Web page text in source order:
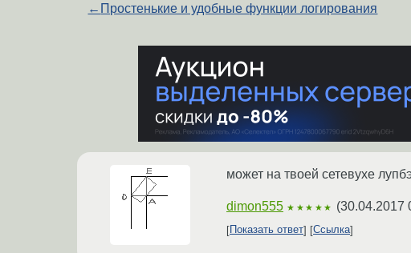
← Простенькие и удобные функции логирования
может на твоей сетевухе
dimon555 ★★★★★ (30.04.2017
Показать ответ Ссылка